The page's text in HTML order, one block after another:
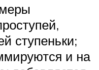
ступеньки;
и на